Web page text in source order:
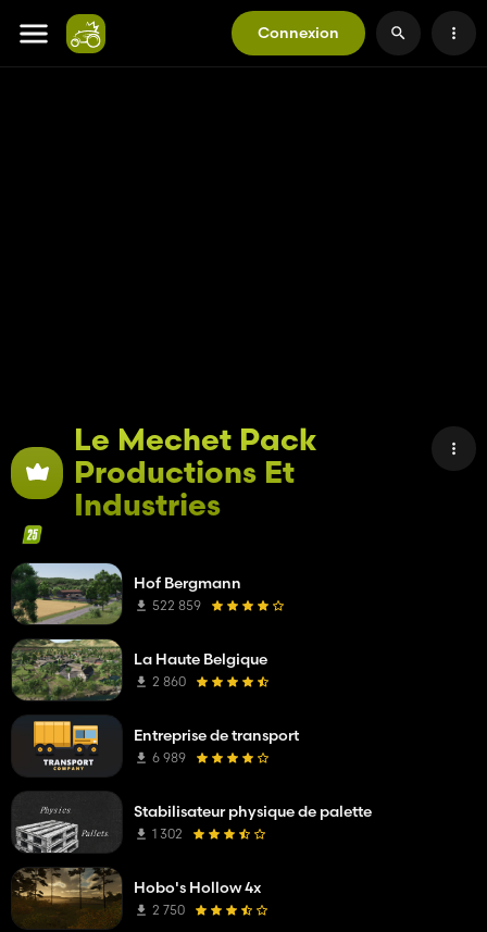
Connexion
Le Mechet Pack
Productions Et
Industries
Hof Bergmann
522 859
La Haute Belgique
2 860
Entreprise de transport
6 989
Stabilisateur physique de palette
1 302
Hobo's Hollow 4x
2 750